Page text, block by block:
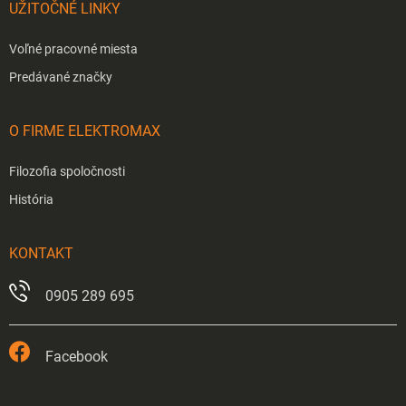
UŽITOČNÉ LINKY
Voľné pracovné miesta
Predávané značky
O FIRME ELEKTROMAX
Filozofia spoločnosti
História
KONTAKT
0905 289 695
Facebook